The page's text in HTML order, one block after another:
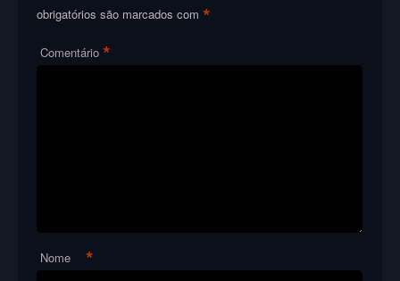
obrigatórios são marcados com*
Comentário *
Nome *